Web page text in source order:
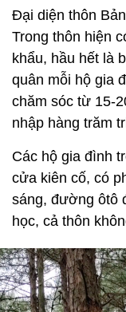
Đại diện thôn
Trong thôn hiện
khẩu, hầu hết là
quân mỗi hộ gia
chăm sóc từ 15-
nhập hàng trăm
Các hộ gia đình
cửa kiên cố, có
sáng, đường ôtô
học, cả thôn